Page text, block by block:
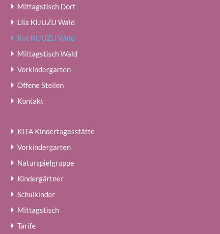
Mittagstisch Dorf
Lila KIJUZU Wald
Rot KIJUZU Wald
Mittagstisch Wald
Vorkindergarten
Offene Stellen
Kontakt
KITA Kindertagesstätte
Vorkindergarten
Naturspielgruppe
Kindergärtner
Schulkinder
Mittagstisch
Tarife